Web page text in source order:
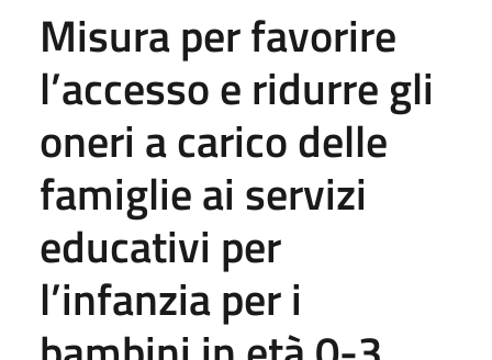
Misura per favorire
l’accesso e ridurre gli
oneri a carico delle
famiglie ai servizi
educativi per
l’infanzia per i